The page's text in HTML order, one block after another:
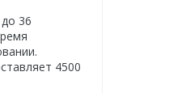
36
4500